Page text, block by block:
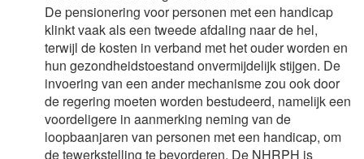
De pensionering voor personen met een handicap
klinkt vaak als een tweede afdaling naar de hel,
terwijl de kosten in verband met het ouder worden en
hun gezondheidstoestand onvermijdelijk stijgen. De
invoering van een ander mechanisme zou ook door
de regering moeten worden bestudeerd, namelijk een
voordeligere in aanmerking neming van de
loopbaanjaren van personen met een handicap, om
de tewerkstelling te bevorderen. De NHRPH is